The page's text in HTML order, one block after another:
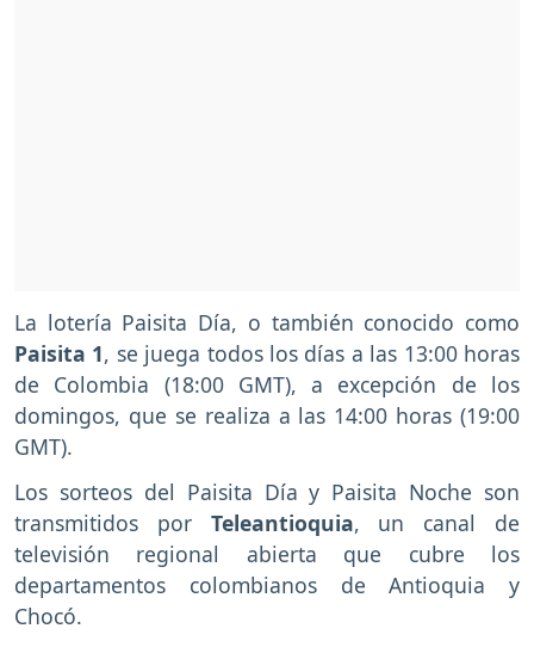
La lotería Paisita Día, o también conocido como
Paisita 1, se juega todos los días a las 13:00 horas
de Colombia (18:00 GMT), a excepción de los
domingos, que se realiza a las 14:00 horas (19:00
GMT).
Los sorteos del Paisita Día y Paisita Noche son
transmitidos por Teleantioquia,
un canal de
televisión regional abierta que cubre los
departamentos colombianos de Antioquia y
Chocó.